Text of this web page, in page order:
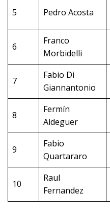
5 Pedro Acosta
6
Franco
Morbidelli
7
Fabio Di
Giannantonio
8
Fermín
Aldeguer
9
Fabio
Quartararo
10
Raul
Fernandez